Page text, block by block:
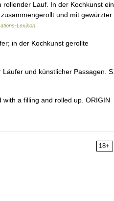
Lauf. In der Kochkunst ein
und mit gewürzter
Lexikon
in der Kochkunst gerollte
und künstlicher Passagen. S.
a filling and rolled up. ORIGIN
18+